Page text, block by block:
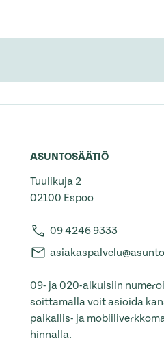
ASUNTOSÄÄTIÖ
Tuulikuja 2
02100 Espoo
09 4246 9333
09- ja 020-alkuisiin
soittamalla voit asioida
paikallis- ja
hinnalla.